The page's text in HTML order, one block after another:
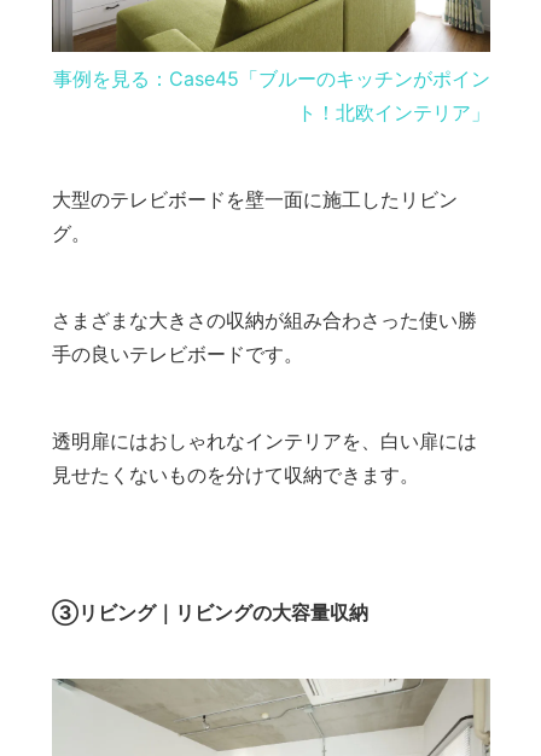
事例を見る：Case45「ブルーのキッチンがポイン
ト！北欧インテリア」
大型のテレビボードを壁一面に施工したリビン
グ。
さまざまな大きさの収納が組み合わさった使い勝
手の良いテレビボードです。
透明扉にはおしゃれなインテリアを、白い扉には
見せたくないものを分けて収納できます。
③リビング｜リビングの大容量収納